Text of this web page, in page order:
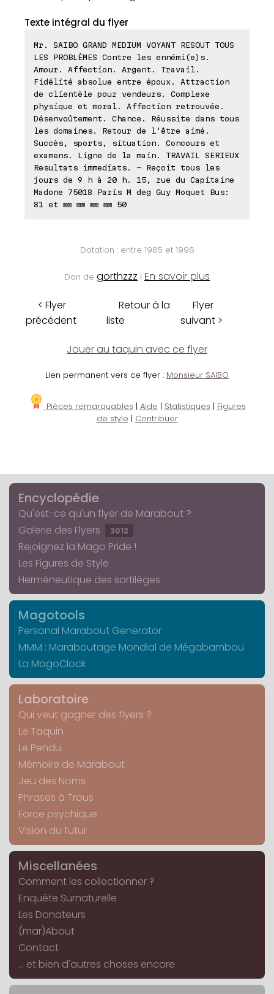
Texte intégral du flyer
Mr. SAIBO GRAND MEDIUM VOYANT RESOUT TOUS
LES PROBLÈMES Contre les ennémi(e)s.
Amour. Affection. Argent. Travail.
Fidélité absolue entre époux. Attraction
de clientèle pour vendeurs. Complexe
physique et moral. Affection retrouvée.
Désenvoûtement. Chance. Réussite dans tous
les domaines. Retour de l'être aimé.
Succès, sports, situation. Concours et
examens. Ligne de la main. TRAVAIL SERIEUX
Resultats immediats. - Reçoit tous les
jours de 9 h à 20 h. 15, rue du Capitaine
Madone 75018 Paris M deg Guy Moquet Bus:
81 et ⊠⊠ ⊠⊠ ⊠⊠ ⊠⊠ 50
Datation : entre 1985 et 1996
Don de gorthzzz | En savoir plus
< Flyer
précédent
Retour à la
liste
Flyer
suivant >
Jouer au taquin avec ce flyer
Lien permanent vers ce flyer : Monsieur SAIBO
Pièces remarquables | Aide | Statistiques | Figures
de style | Contribuer
Encyclopédie
Qu'est-ce qu'un flyer de Marabout ?
Galerie des Flyers
3012
Rejoignez la Mago Pride !
Les Figures de Style
Herméneutique des sortilèges
Magotools
Personal Marabout Generator
MMM : Maraboutage Mondial de Mégabambou
La MagoClock
Laboratoire
Qui veut gagner des flyers ?
Le Taquin
Le Pendu
Mémoire de Marabout
Jeu des Noms
Phrases à Trous
Force psychique
Vision du futur
Miscellanées
Comment les collectionner ?
Enquête Surnaturelle
Les Donateurs
(mar)About
Contact
... et bien d'autres choses encore